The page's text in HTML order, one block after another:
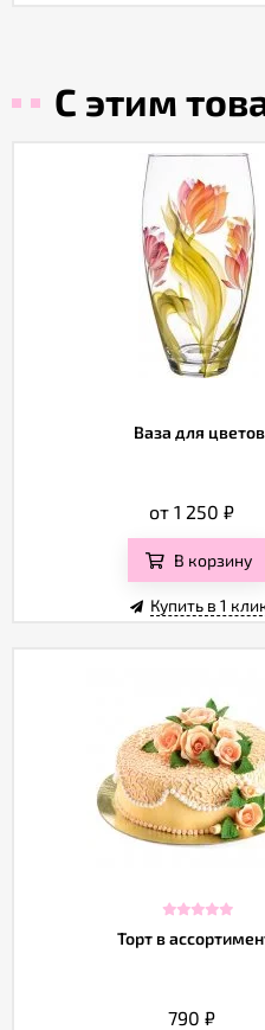
С этим
Ваза для цветов
от 1 250 ₽
В корзину
Купить в 1
Торт в
790 ₽